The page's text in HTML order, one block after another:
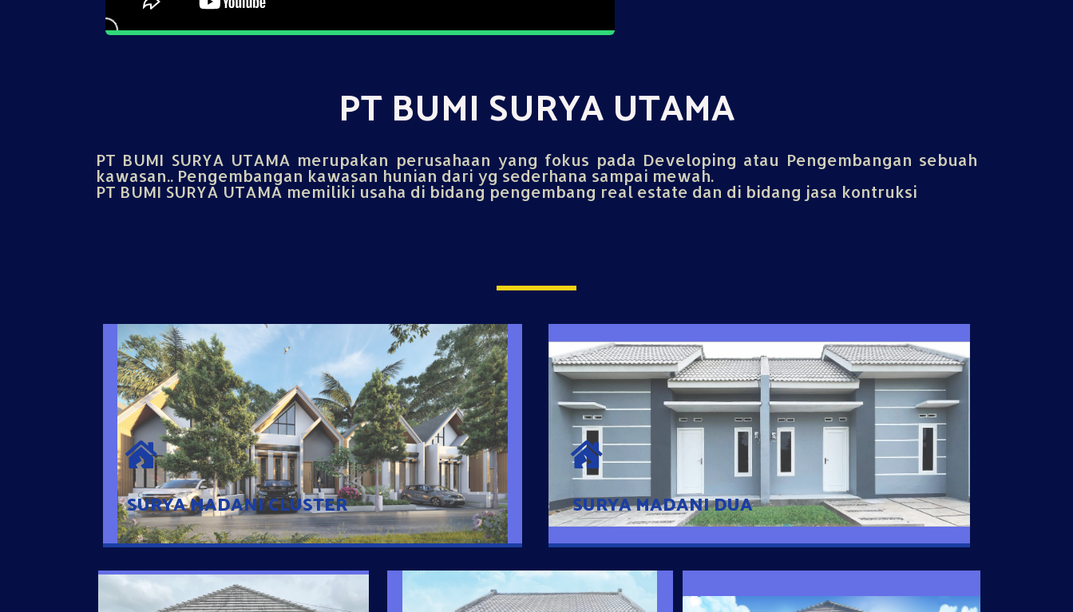
PT BUMI SURYA UTAMA
PT BUMI SURYA UTAMA merupakan perusahaan yang fokus pada Developing atau Pengembangan sebuah
kawasan.. Pengembangan kawasan hunian dari yg sederhana sampai mewah.
PT BUMI SURYA UTAMA memiliki usaha di bidang pengembang real estate dan di bidang jasa kontruksi
SURYA MADANI CLUSTER
SURYA MADANI CLUSTER
Desain Modern Minimalis dengan Konsep Rumah Pintar
Sehingga Memudahkan Penghuni mengakses rumahnya dengan
Ponsel
SURYA MADANI DUA
SURYA MADANI DUA
Satu-satunya Hunian nyaman dengan harga subsidi hanya 100
jutaan dengan lokasi strategis di Tuban